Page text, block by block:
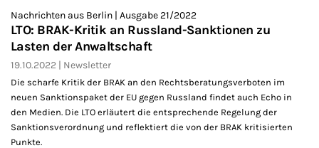
Nachrichten aus Berlin | Ausgabe 21/2022
LTO: BRAK-Kritik an Russland-Sanktionen zu
Lasten der Anwaltschaft
19.10.2022 Newsletter
Die scharfe Kritik der BRAK an den Rechtsberatungsverboten im
neuen Sanktionspaket der EU gegen Russland findet auch Echo in
den Medien. Die LTO erläutert die entsprechende Regelung der
Sanktionsverordnung und reflektiert die von der BRAK kritisierten
Punkte.